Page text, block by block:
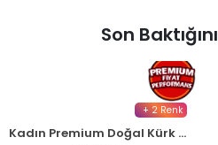
Son
+ 2 Renk
Kadın Premium Doğal Kürk Su Geçirmez Kapüşonlu Mont - Haki